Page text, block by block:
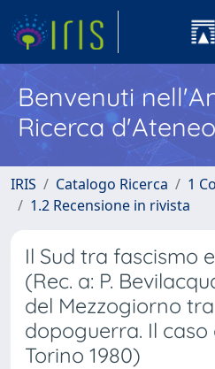
Benvenuti
Ricerca d'Ateneo
IRIS Catalogo Ricerca
1
1.2 Recensione in rivista
Il Sud tra fascismo
(Rec. a: P.
del Mezzogiorno
dopoguerra. Il caso
Torino 1980)